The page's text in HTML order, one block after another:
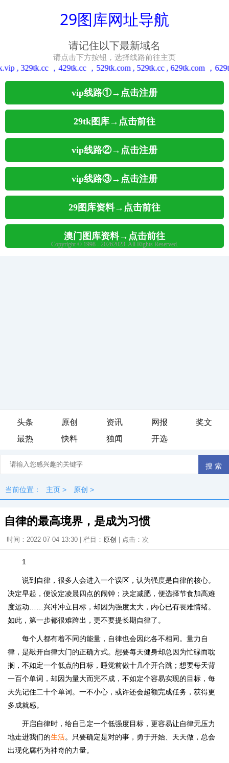
头条 原创 资讯 网报
奖文
最热
快料 独闻 开选
当前位置： 主页 > 原创 >
自律的最高境界，是成为习惯
时间：2022-07-04 13:30 | 栏目： 原创 | 点击： 次
1
说到自律，很多人会进入一个误区，认为强度是自律的核心。
决定早起，便设定凌晨四点的闹钟；决定减肥，便选择节食加高难
度运动……兴冲冲立目标，却因为强度太大，内心已有畏难情绪。
如此，第一步都很难跨出，更不要提长期自律了。
每个人都有着不同的能量，自律也会因此各不相同。量力自
律，是敲开自律大门的正确方式。想要每天健身却总因为忙碌而耽
搁，不如定一个低点的目标，睡觉前做十几个开合跳；想要每天背
一百个单词，却因为量大而完不成，不如定个容易实现的目标，每
天先记住二十个单词。一不小心，或许还会超额完成任务，获得更
多成就感。
开启自律时，给自己定一个低强度目标，更容易让自律无压力
地走进我们的生活。只要确定是对的事，勇于开始、天天做，总会
出现化腐朽为神奇的力量。